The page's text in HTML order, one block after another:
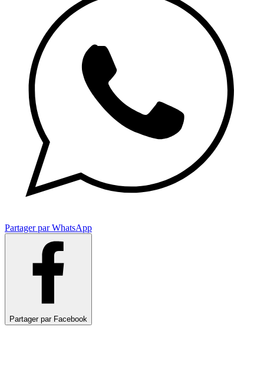
Partager par WhatsApp
Partager par Facebook